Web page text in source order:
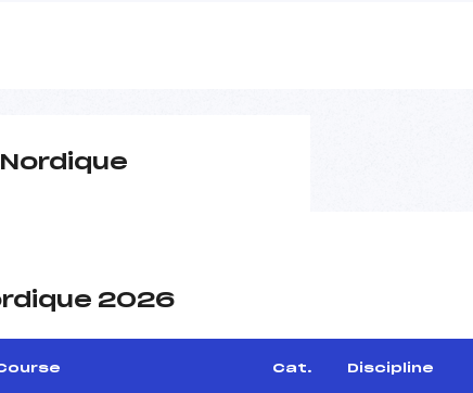
2026
Cat. Discipline